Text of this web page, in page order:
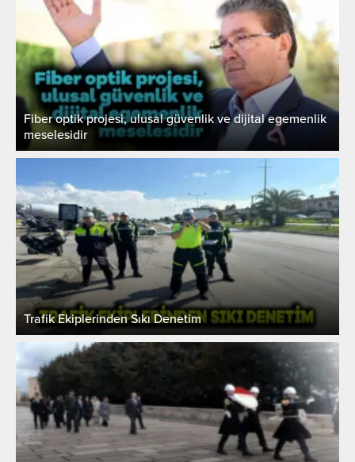
Fiber optik projesi, ulusal güvenlik ve dijital egemenlik
meselesidir
Trafik Ekiplerinden Sıkı Denetim